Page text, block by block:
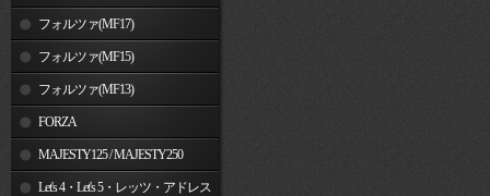
フォルツァ(MF17)
フォルツァ(MF15)
フォルツァ(MF13)
FORZA
MAJESTY125 / MAJESTY250
Let's 4・Let's 5・レッツ・アドレス